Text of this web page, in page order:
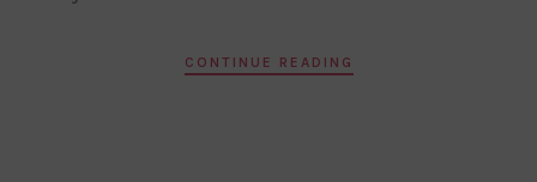
CONTINUE READING